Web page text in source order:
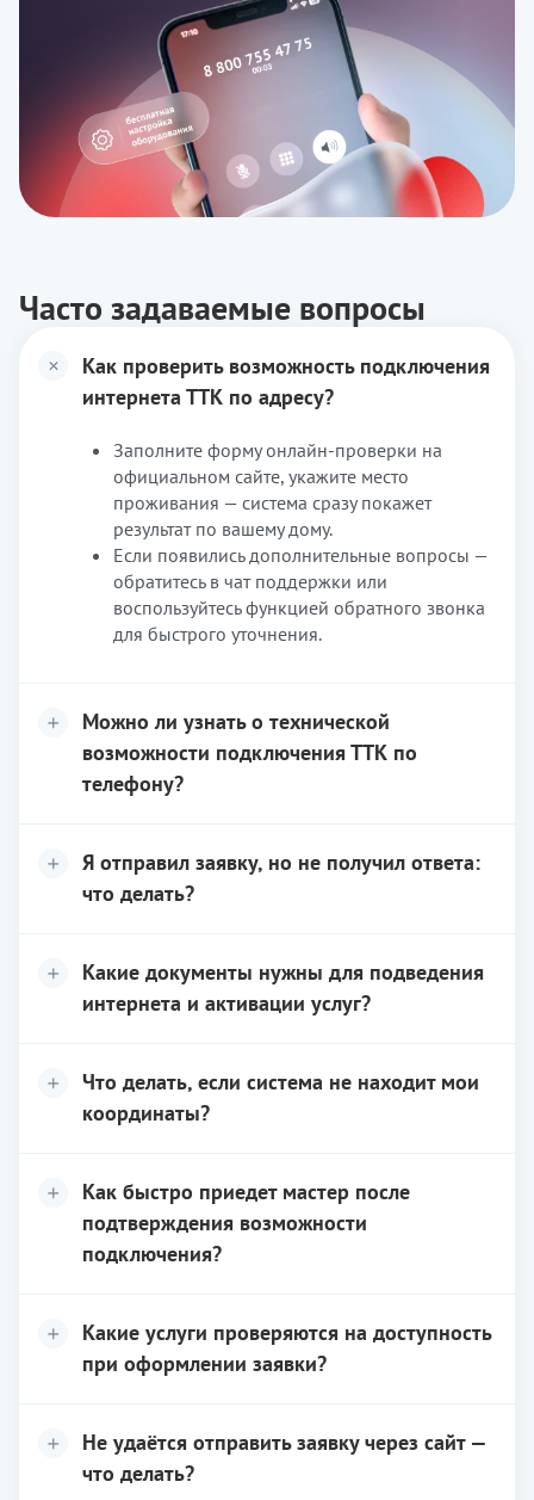
Часто задаваемые вопросы
Как проверить возможность подключения
интернета ТТК по адресу?
Заполните форму онлайн-проверки на
официальном сайте, укажите место
проживания — система сразу покажет
результат по вашему дому.
Если появились дополнительные вопросы —
обратитесь в чат поддержки или
воспользуйтесь функцией обратного звонка
для быстрого уточнения.
Можно ли узнать о технической
возможности подключения ТТК по
телефону?
Я отправил заявку, но не получил ответа:
что делать?
Какие документы нужны для подведения
интернета и активации услуг?
Что делать, если система не находит мои
координаты?
Как быстро приедет мастер после
подтверждения возможности
подключения?
Какие услуги проверяются на доступность
при оформлении заявки?
Не удаётся отправить заявку через сайт —
что делать?